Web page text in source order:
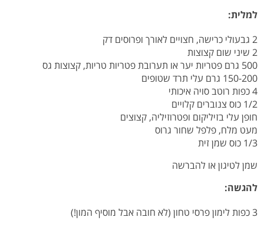
למלית:
2 גבעולי כרישה, חצויים לאורך ופרוסים דק
2 שיני שום קצוצות
500 גרם פטריות יער או תערובת פטריות טריות, קצוצות גס
150-200 גרם עלי תרד שטופים
4 כפות רוטב סויה איכותי
1/2 כוס צנוברים קלויים
חופן עלי בזיליקום ופטרוזיליה, קצוצים
מעט מלח, פלפל שחור גרוס
1/3 כוס שמן זית
שמן לטיגון או להברשה
להגשה:
3 כפות לימון פרסי טחון (לא חובה אבל מוסיף המון!)